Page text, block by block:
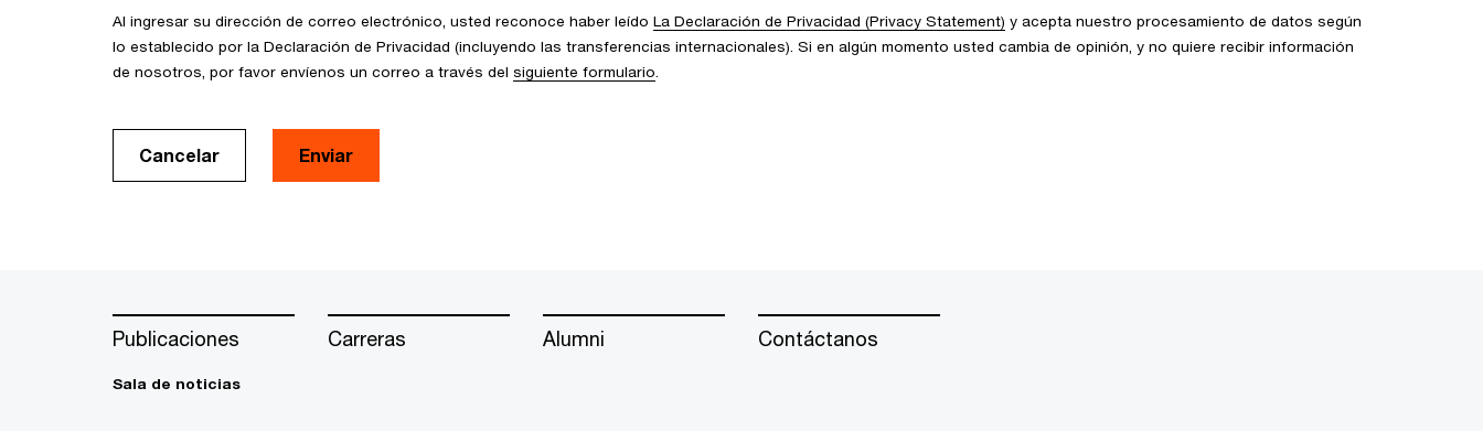
Al ingresar su dirección de correo electrónico, usted reconoce haber leído La Declaración de Privacidad (Privacy Statement) y acepta nuestro procesamiento de datos según
lo establecido por la Declaración de Privacidad (incluyendo las transferencias internacionales). Si en algún momento usted cambia de opinión, y no quiere recibir información
de nosotros, por favor envíenos un correo a través del siguiente formulario
Cancelar Enviar
Publicaciones
Sala de noticias
Carreras Alumni Contáctanos